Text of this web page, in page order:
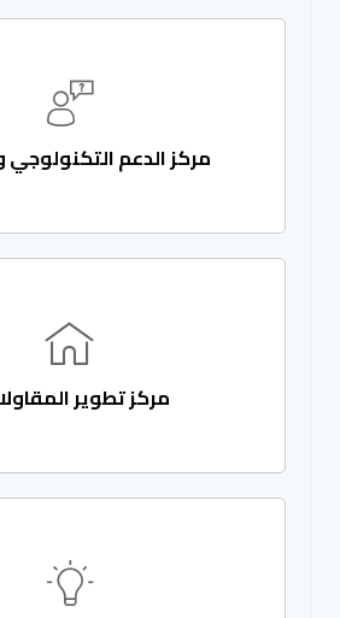
مركز الدعم التكنولوجي و
مركز تطوير